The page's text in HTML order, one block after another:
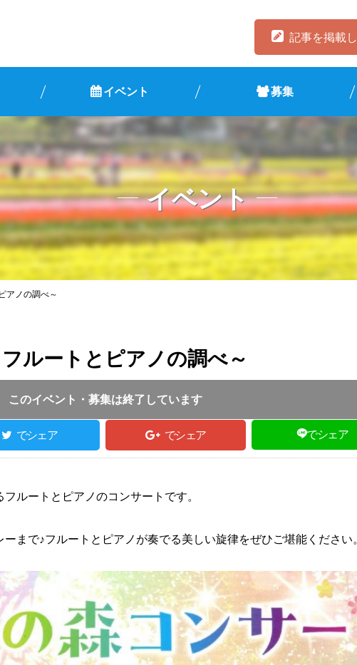
記事を掲載
イベント 募集
イベント
アノの調べ～
ルートとピアノの調べ～
このイベント・募集は終了しています
でシェア でシェア でシェア
ルートとピアノのコンサートです。
まで♪フルートとピアノが奏でる美しい旋律をぜひご堪能ください